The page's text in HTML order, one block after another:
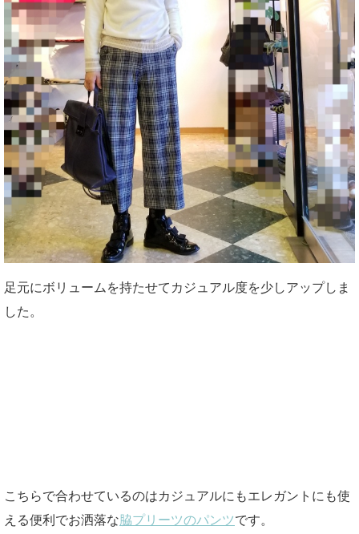
足元にボリュームを持たせてカジュアル度を少しアップしま
した。
こちらで合わせているのはカジュアルにもエレガントにも使
える便利でお洒落な脇プリーツのパンツです。